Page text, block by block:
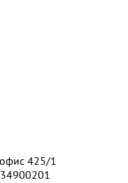
офис 425/1